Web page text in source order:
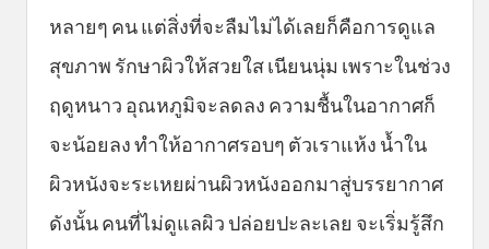
หลายๆ คน แต่สิ่งที่จะลืมไม่ได้เลยก็คือการดูแล
สุขภาพ รักษาผิวให้สวยใส เนียนนุ่ม เพราะในช่วง
ฤดูหนาว อุณหภูมิจะลดลง ความชื้นในอากาศก็
จะน้อยลง ทำให้อากาศรอบๆ ตัวเราแห้ง น้ำใน
ผิวหนังจะระเหยผ่านผิวหนังออกมาสู่บรรยากาศ
ดังนั้น คนที่ไม่ดูแลผิว ปล่อยปะละเลย จะเริ่มรู้สึก